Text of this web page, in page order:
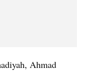
Ahmad